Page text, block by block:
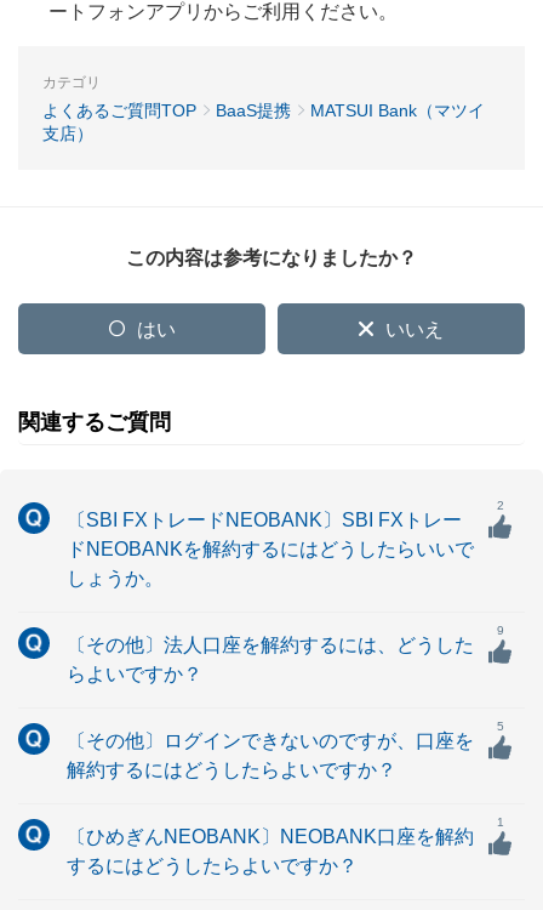
ートフォンアプリからご利用ください。
カテゴリ
よくあるご質問TOP BaaS提携
MATSUI Bank（マツイ
支店）
この内容は参考になりましたか？
はい いいえ
関連するご質問
〔SBI FXトレードNEOBANK〕SBI FXトレー
ドNEOBANKを解約するにはどうしたらいいで
しょうか。
2
〔その他〕法人口座を解約するには、どうした
らよいですか？
9
〔その他〕ログインできないのですが、口座を
解約するにはどうしたらよいですか？
5
〔ひめぎんNEOBANK〕NEOBANK口座を解約
するにはどうしたらよいですか？
1